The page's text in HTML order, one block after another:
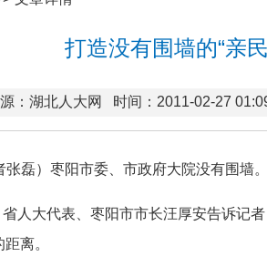
打造没有围墙的“亲
：湖北人大网 时间：2011-02-27
张磊）枣阳市委、市政府大院没有围墙
人大代表、枣阳市市长汪厚安告诉记
离。